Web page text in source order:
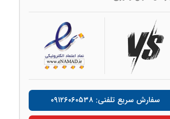
سفارش سریع تلفنی: ۰۹۱۲۶۰۶۰۵۳۸